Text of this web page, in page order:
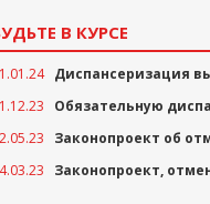
В КУРСЕ
Диспансеризация
Обязательную
Законопроект об
Законопроект,